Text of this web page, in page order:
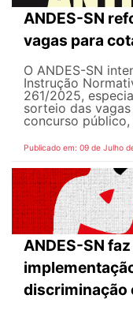
ANDES-SN
vagas para
O ANDES-SN
Instrução
261/2025,
sorteio das
concurso
Publicado em: 09 de Julho
ANDES-SN
discriminação